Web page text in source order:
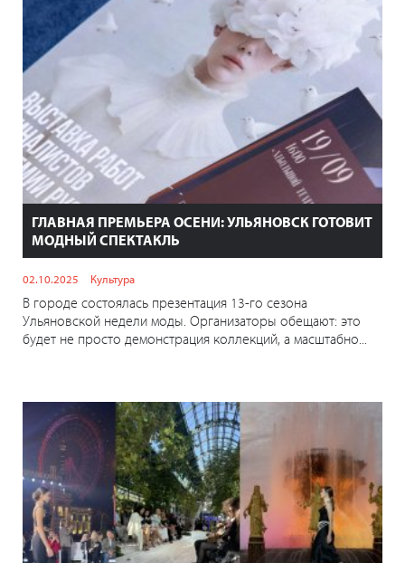
ГЛАВНАЯ ПРЕМЬЕРА ОСЕНИ: УЛЬЯНОВСК ГОТОВИТ
МОДНЫЙ СПЕКТАКЛЬ
02.10.2025 Культура
В городе состоялась презентация 13-го сезона
Ульяновской недели моды. Организаторы обещают: это
будет не просто демонстрация коллекций, а масштабно...